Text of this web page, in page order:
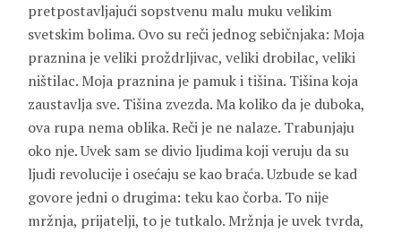
pretpostavljajući sopstvenu malu muku velikim
svetskim bolima. Ovo su reči jednog sebičnjaka: Moja
praznina je veliki proždrljivac, veliki drobilac, veliki
ništilac. Moja praznina je pamuk i tišina. Tišina koja
zaustavlja sve. Tišina zvezda. Ma koliko da je duboka,
ova rupa nema oblika. Reči je ne nalaze. Trabunjaju
oko nje. Uvek sam se divio ljudima koji veruju da su
ljudi revolucije i osećaju se kao braća. Uzbude se kad
govore jedni o drugima: teku kao čorba. To nije
mržnja, prijatelji, to je tutkalo. Mržnja je uvek tvrda,